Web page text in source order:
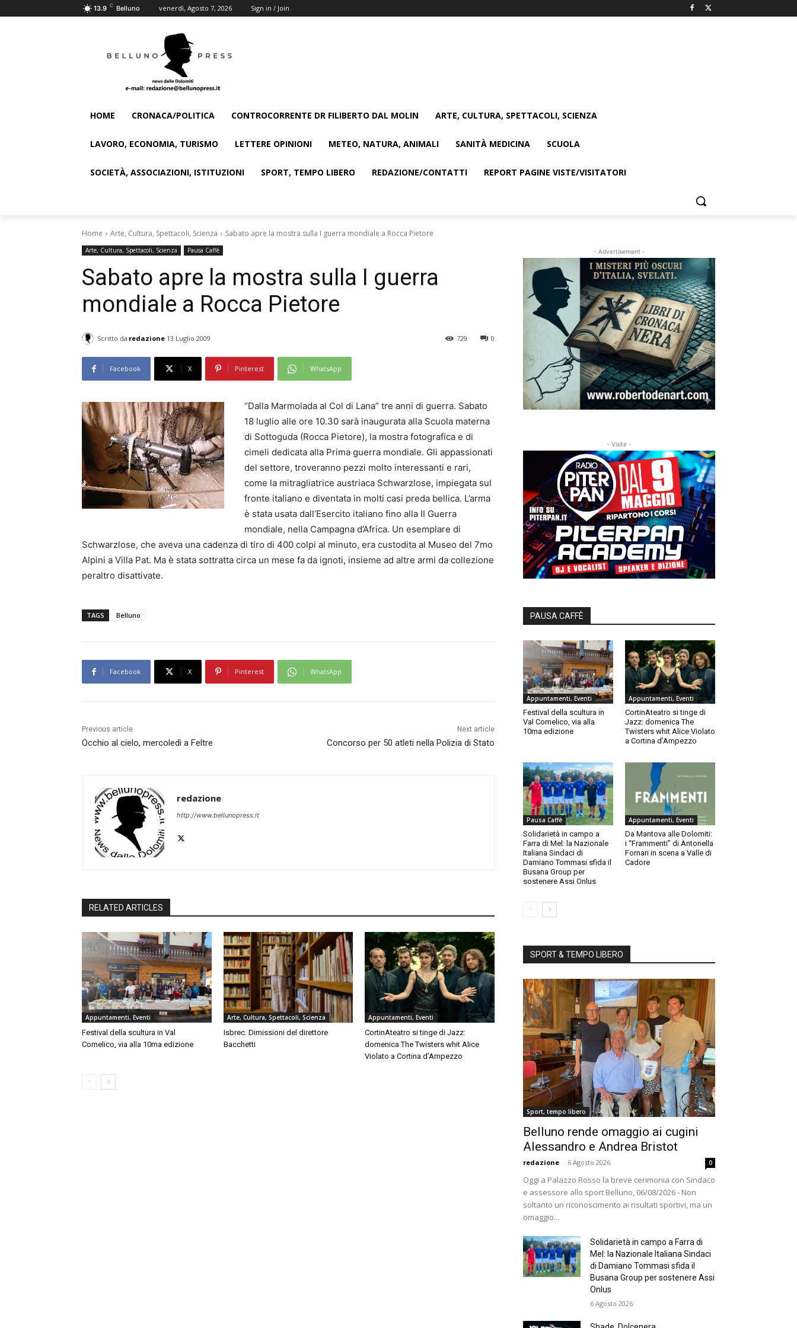
13.9 C Belluno venerdì, Agosto 7, 2026 Sign in / Join
HOME CRONACA/POLITICA CONTROCORRENTE DR FILIBERTO DAL MOLIN ARTE, CULTURA, SPETTACOLI, SCIENZA
LAVORO, ECONOMIA, TURISMO LETTERE OPINIONI METEO, NATURA, ANIMALI SANITÀ MEDICINA SCUOLA
SOCIETÀ, ASSOCIAZIONI, ISTITUZIONI SPORT, TEMPO LIBERO REDAZIONE/CONTATTI REPORT PAGINE VISTE/VISITATORI
Home Arte, Cultura, Spettacoli, Scienza Sabato apre la mostra sulla I guerra mondiale a Rocca Pietore
Arte, Cultura, Spettacoli, Scienza Pausa Caffè
Sabato apre la mostra sulla I guerra
mondiale a Rocca Pietore
Scritto da redazione 13 Luglio 2009 0
729
Facebook X Pinterest WhatsApp
“Dalla Marmolada al Col di Lana” tre anni di guerra. Sabato
18 luglio alle ore 10.30 sarà inaugurata alla Scuola materna
di Sottoguda (Rocca Pietore), la mostra fotografica e di
cimeli dedicata alla Prima guerra mondiale. Gli appassionati
del settore, troveranno pezzi molto interessanti e rari,
come la mitragliatrice austriaca Schwarzlose, impiegata sul
fronte italiano e diventata in molti casi preda bellica. L’arma
è stata usata dall’Esercito italiano fino alla II Guerra
mondiale, nella Campagna d’Africa. Un esemplare di
Schwarzlose, che aveva una cadenza di tiro di 400 colpi al minuto, era custodita al Museo del 7mo
Alpini a Villa Pat. Ma è stata sottratta circa un mese fa da ignoti, insieme ad altre armi da collezione
peraltro disattivate.
TAGS Belluno
Facebook X Pinterest WhatsApp
Previous article
Occhio al cielo, mercoledì a Feltre
Next article
Concorso per 50 atleti nella Polizia di Stato
redazione
http://www.bellunopress.it
RELATED ARTICLES
Appuntamenti, Eventi
Festival della scultura in Val
Comelico, via alla 10ma edizione
Arte, Cultura, Spettacoli, Scienza
Isbrec. Dimissioni del direttore
Bacchetti
Appuntamenti, Eventi
CortinAteatro si tinge di Jazz:
domenica The Twisters whit Alice
Violato a Cortina d’Ampezzo
- Advertisement -
- Visite -
PAUSA CAFFÈ
Appuntamenti, Eventi
Festival della scultura in
Val Comelico, via alla
10ma edizione
Appuntamenti, Eventi
CortinAteatro si tinge di
Jazz: domenica The
Twisters whit Alice Violato
a Cortina d’Ampezzo
Pausa Caffè
Solidarietà in campo a
Farra di Mel: la Nazionale
Italiana Sindaci di
Damiano Tommasi sfida il
Busana Group per
sostenere Assi Onlus
Appuntamenti, Eventi
Da Mantova alle Dolomiti:
i “Frammenti” di Antonella
Fornari in scena a Valle di
Cadore
SPORT & TEMPO LIBERO
Sport, tempo libero
Belluno rende omaggio ai cugini
Alessandro e Andrea Bristot
redazione - 6 Agosto 2026 0
Oggi a Palazzo Rosso la breve cerimonia con Sindaco
e assessore allo sport Belluno, 06/08/2026 - Non
soltanto un riconoscimento ai risultati sportivi, ma un
omaggio...
Solidarietà in campo a Farra di
Mel: la Nazionale Italiana Sindaci
di Damiano Tommasi sfida il
Busana Group per sostenere Assi
Onlus
6 Agosto 2026